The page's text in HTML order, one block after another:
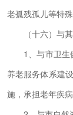
老孤残孤儿等特
（十六）与
1、与市卫
养老服务体系建
施，承担老年疾